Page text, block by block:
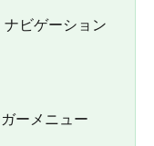
ビゲーション
ーメニュー